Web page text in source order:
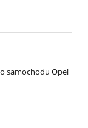
samochodu Opel